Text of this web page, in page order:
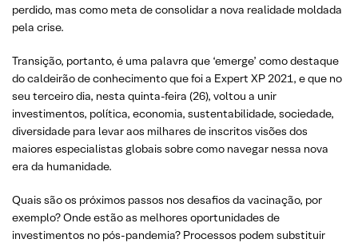
perdido, mas como meta de consolidar a nova realidade moldada
pela crise.
Transição, portanto, é uma palavra que ‘emerge’ como destaque
do caldeirão de conhecimento que foi a Expert XP 2021, e que no
seu terceiro dia, nesta quinta-feira (26), voltou a unir
investimentos, política, economia, sustentabilidade, sociedade,
diversidade para levar aos milhares de inscritos visões dos
maiores especialistas globais sobre como navegar nessa nova
era da humanidade.
Quais são os próximos passos nos desafios da vacinação, por
exemplo? Onde estão as melhores oportunidades de
investimentos no pós-pandemia? Processos podem substituir